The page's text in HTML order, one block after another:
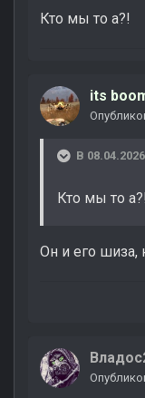
Кто мы то а?!
its
В
Кто мы то а?!
Он и его шиза,